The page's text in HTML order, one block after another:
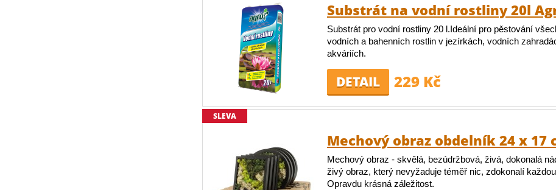
Substrát na vodní rostliny 20l
Substrát pro vodní rostliny 20 l.Ideální pro pěstování
vodních a bahenních rostlin v jezírkách, vodních
akváriích.
DETAIL 229 Kč
SLEVA
Mechový obraz obdelník 24 x 17
Mechový obraz - skvělá, bezúdržbová, živá, dokonalá
živý obraz, který nevyžaduje téměř nic, zdokonalí
Opravdu krásná záležitost.